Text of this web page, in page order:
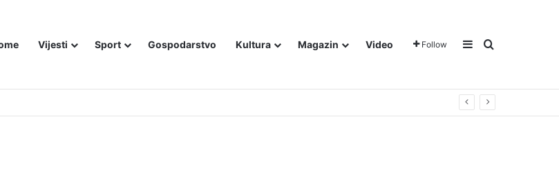
Vijesti Sport Gospodarstvo Kultura Magazin Video Follow Sidebar
Traži
a za legendu Darija Šimića lisice i medijski linč